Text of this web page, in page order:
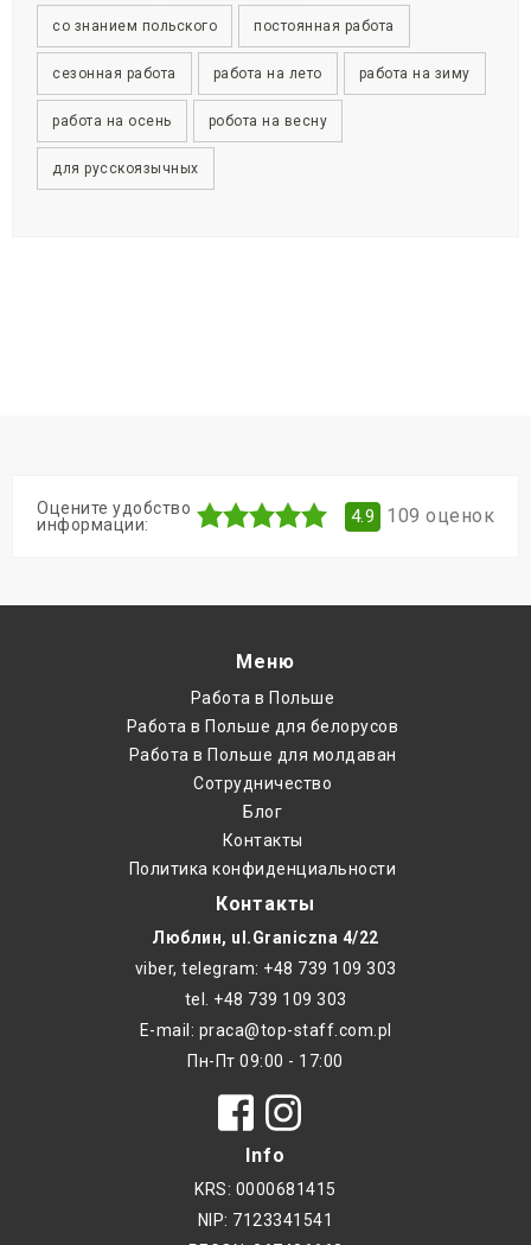
со знанием польского постоянная работа
сезонная работа работа на лето работа на зиму
работа на осень робота на весну
для русскоязычных
Оцените удобство
информации:
4.9 109 оценок
Меню
Работа в Польше
Работа в Польше для белорусов
Работа в Польше для молдаван
Cотрудничество
Блог
Контакты
Политика конфиденциальности
Контакты
Люблин, ul.Graniczna 4/22
viber, telegram: +48 739 109 303
tel. +48 739 109 303
E-mail: praca@top-staff.com.pl
Пн-Пт 09:00 - 17:00
Info
KRS: 0000681415
NIP: 7123341541